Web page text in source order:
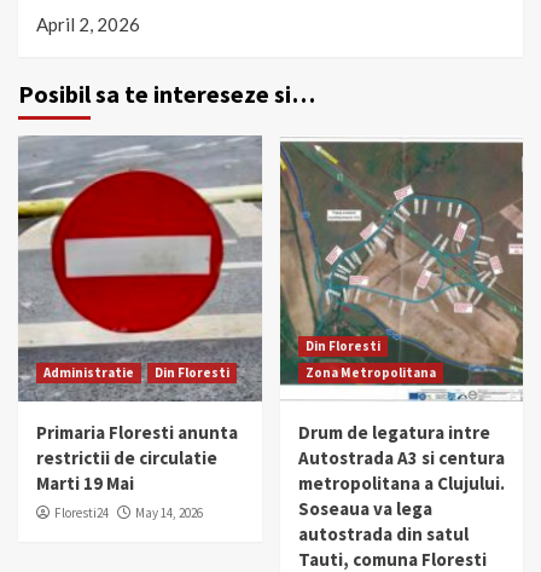
April 2, 2026
Posibil sa te intereseze si…
Administratie Din Floresti
Primaria Floresti anunta
restrictii de circulatie
Marti 19 Mai
Floresti24 May 14, 2026
Din Floresti
Zona Metropolitana
Drum de legatura intre
Autostrada A3 si centura
metropolitana a Clujului.
Soseaua va lega
autostrada din satul
Tauti, comuna Floresti